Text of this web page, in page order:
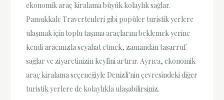
ekonomik araç kiralama büyük kolaylık sağlar.
Pamukkale Travertenleri gibi popüler turistik yerlere
ulaşmak için toplu taşıma araçlarını beklemek yerine
kendi aracınızla seyahat etmek, zamandan tasarruf
sağlar ve ziyaretinizin keyfini artırır. Ayrıca, ekonomik
araç kiralama seçeneğiyle Denizli'nin çevresindeki diğer
turistik yerlere de kolaylıkla ulaşabilirsiniz.